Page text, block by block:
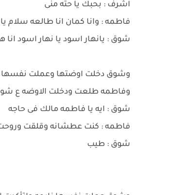
اشرف : بحبك يا حته منى
فاطمه : وانا كمان انا طالعه سلام
شوق : يانهار اسود يا نهار اسود
وشوق دخلت اوضتها وعملت نفسها
وفاطمه طلعت ودخلت الاوضه ع شوق
شوق : ايه يا فاطمه مالك فى حاجه
فاطمه : كنت عطشانه وقلقت
شوق : طيب